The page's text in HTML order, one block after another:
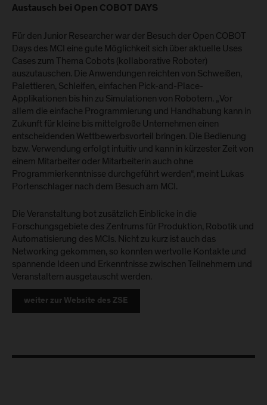
Austausch bei Open COBOT DAYS
Für den Junior Researcher war der Besuch der Open COBOT
Days des MCI eine gute Möglichkeit sich über aktuelle Uses
Cases zum Thema Cobots (kollaborative Roboter)
auszutauschen. Die Anwendungen reichten von Schweißen,
Palettieren, Schleifen, einfachen Pick-and-Place-
Applikationen bis hin zu Simulationen von Robotern. „Vor
allem die einfache Programmierung und Handhabung kann in
Zukunft für kleine bis mittelgroße Unternehmen einen
entscheidenden Wettbewerbsvorteil bringen. Die Bedienung
bzw. Verwendung erfolgt intuitiv und kann in kürzester Zeit von
einem Mitarbeiter oder Mitarbeiterin auch ohne
Programmierkenntnisse durchgeführt werden“, meint Lukas
Portenschlager nach dem Besuch am MCI.
Die Veranstaltung bot zusätzlich Einblicke in die
Forschungsgebiete des Zentrums für Produktion, Robotik und
Automatisierung des MCIs. Nicht zu kurz ist auch das
Networking gekommen, so konnten wertvolle Kontakte und
spannende Ideen und Erkenntnisse zwischen Teilnehmern und
Veranstaltern ausgetauscht werden.
weiter zur Website des ZSE